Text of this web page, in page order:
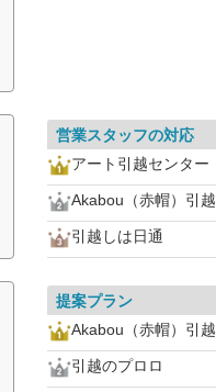
営業スタッフの対応
アート引越センター
Akabou（赤帽）引越
引越しは日通
提案プラン
Akabou（赤帽）引越
引越のプロロ